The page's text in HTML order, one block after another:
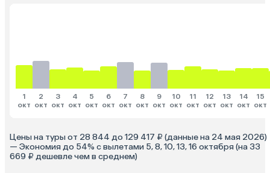
1
окт
2
окт
3
окт
4
окт
5
окт
6
окт
7
окт
8
окт
9
окт
10
окт
11
окт
12
окт
13
окт
14
окт
15
окт
Цены на туры от 28 844 до 129 417 ₽ (данные на 24 мая 2026)
— Экономия до 54% с вылетами 5, 8, 10, 13, 16 октября (на 33
669 ₽ дешевле чем в среднем)